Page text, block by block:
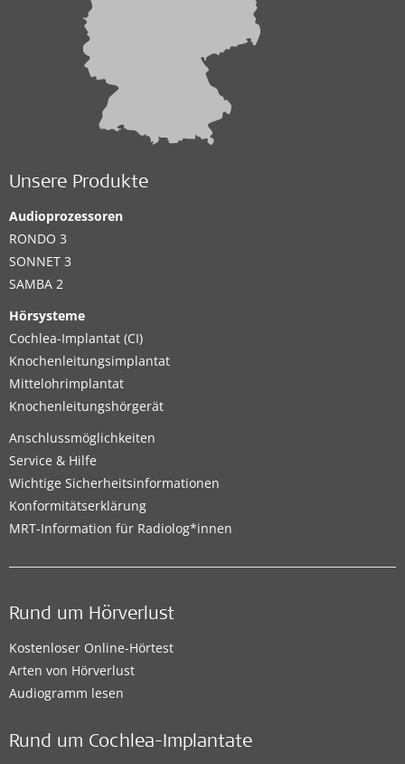
Unsere Produkte
Audioprozessoren
RONDO 3
SONNET 3
SAMBA 2
Hörsysteme
Cochlea-Implantat (CI)
Knochenleitungsimplantat
Mittelohrimplantat
Knochenleitungshörgerät
Anschlussmöglichkeiten
Service & Hilfe
Wichtige Sicherheitsinformationen
Konformitätserklärung
MRT-Information für Radiolog*innen
Rund um Hörverlust
Kostenloser Online-Hörtest
Arten von Hörverlust
Audiogramm lesen
Rund um Cochlea-Implantate